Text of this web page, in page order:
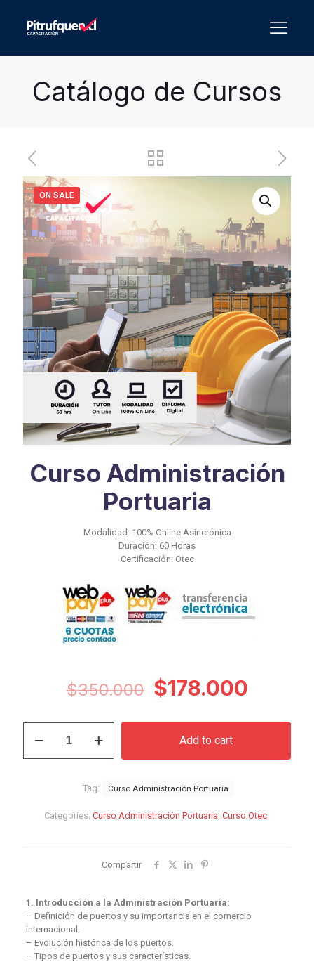
Catálogo de Cursos
ON SALE
Curso Administración
Portuaria
Modalidad: 100% Online Asincrónica
Duración: 60 Horas
Certificación: Otec
$350.000 Original
was:
$350.000.
$178.000
is:
Administración
Add to cart
Categories: Curso Administración Portuaria Curso Otec
Tag: Curso Administración Portuaria
Compartir
1. Introducción a la Administración Portuaria:
– Definición de puertos y su importancia en el comercio
internacional.
– Evolución histórica de los puertos.
– Tipos de puertos y sus características.